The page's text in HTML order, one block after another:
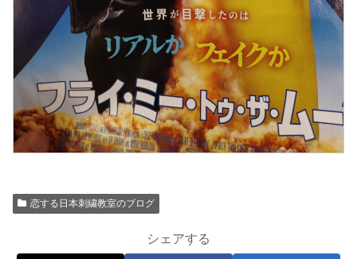
恋する日本刺繍教室のブログ
シェアする